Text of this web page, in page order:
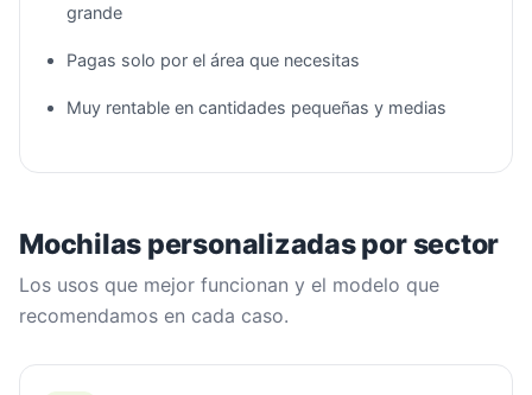
grande
Pagas solo por el área que necesitas
Muy rentable en cantidades pequeñas y medias
Mochilas personalizadas por sector
Los usos que mejor funcionan y el modelo que
recomendamos en cada caso.